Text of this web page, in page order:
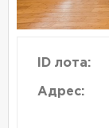
ID лота:
Адрес: